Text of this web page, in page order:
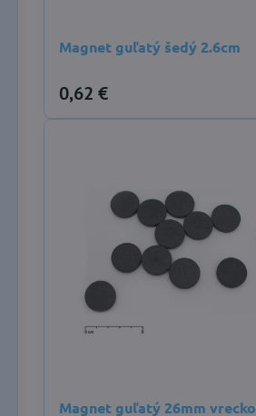
Magnet guľatý šedý 2.6cm
0,62 €
Magnet guľatý 26mm vrecko